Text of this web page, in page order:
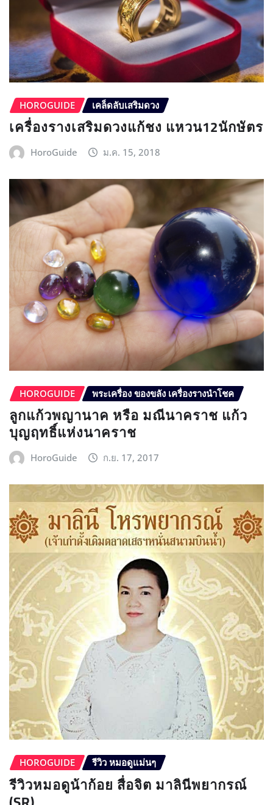
HOROGUIDE เคล็ดลับเสริมดวง
เครื่องรางเสริมดวงแก้ชง แหวน12นักษัตร
HoroGuide ม.ค. 15, 2018
HOROGUIDE พระเครื่อง ของขลัง เครื่องรางนำโชค
ลูกแก้วพญานาค หรือ มณีนาคราช แก้ว
บุญฤทธิ์แห่งนาคราช
HoroGuide ก.ย. 17, 2017
HOROGUIDE รีวิว หมอดูแม่นๆ
รีวิวหมอดูน้าก้อย สื่อจิต มาลินีพยากรณ์